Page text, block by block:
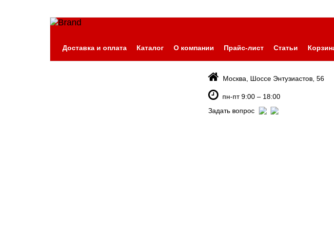
Доставка и оплата Каталог О компании Прайс-лист Статьи
Москва, Шоссе Энтузиастов, 56
пн-пт 9:00 – 18:00
Задать вопрос